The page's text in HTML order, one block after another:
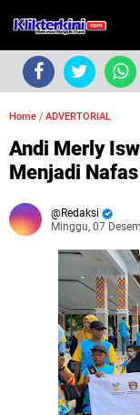
Home / ADVERTORIAL
Andi Merly
Menjadi
Redaksi
Minggu, 07